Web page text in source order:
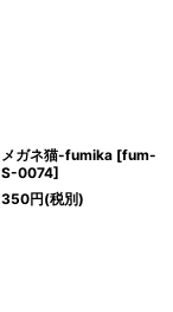
メガネ猫-fumika [fum-
S-0074]
350円(税別)